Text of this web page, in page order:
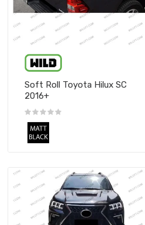
Soft Roll Toyota Hilux SC
2016+